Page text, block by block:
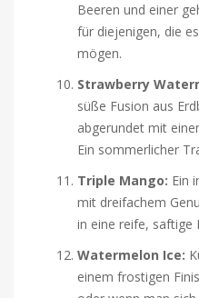
Beeren und einer
für diejenigen, die
mögen.
Strawberry
süße Fusion aus
abgerundet mit
Ein sommerlicher
Triple Mango: Ein
mit dreifachem
in eine reife, saftige
Watermelon Ice:
einem frostigen